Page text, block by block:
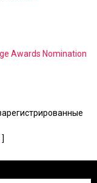
Awards Nomination
]